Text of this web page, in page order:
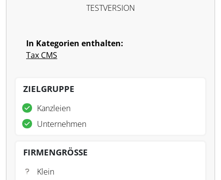
TESTVERSION
In Kategorien enthalten:
Tax CMS
ZIELGRUPPE
Kanzleien
Unternehmen
FIRMENGRÖSSE
Klein